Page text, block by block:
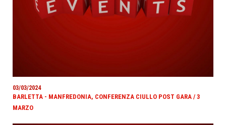
03/03/2024
BARLETTA - MANFREDONIA, CONFERENZA CIULLO POST GARA / 3
MARZO